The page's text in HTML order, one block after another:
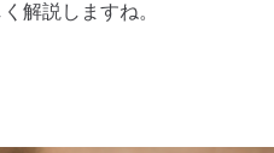
解説しますね。